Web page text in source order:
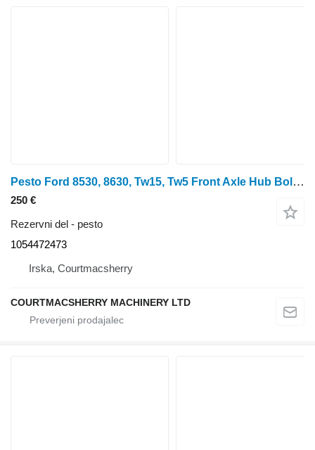
Pesto Ford 8530, 8630, Tw15, Tw5 Front Axle Hub Bolt Plate Zp4472354239, 10 1054472473 za traktor na kolesih
250 €
Rezervni del - pesto
1054472473
Irska, Courtmacsherry
COURTMACSHERRY MACHINERY LTD